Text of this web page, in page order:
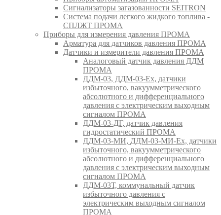
Сигнализаторы загазованности SEITRON
Система подачи легкого жидкого топлива -
СПЛЖТ ПРОМА
Приборы для измерения давления ПРОМА
Арматура для датчиков давления ПРОМА
Датчики и измерители давления ПРОМА
Аналоговый датчик давления ДДМ
ПРОМА
ДДМ-03, ДДМ-03-Ех, датчики
избыточного, вакуумметрического
абсолютного и дифференциального
давления с электрическим выходным
сигналом ПРОМА
ДДМ-03-ДГ, датчик давления
гидростатический ПРОМА
ДДМ-03-МИ, ДДМ-03-МИ-Ех, датчики
избыточного, вакуумметрического
абсолютного и дифференциального
давления с электрическим выходным
сигналом ПРОМА
ДДМ-03Т, коммунальный датчик
избыточного давления с
электрическим выходным сигналом
ПРОМА